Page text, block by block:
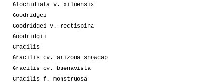
Glochidiata v. xiloensis
Goodridgei
Goodridgei v. rectispina
Goodridgii
Gracilis
Gracilis cv. arizona snowcap
Gracilis cv. buenavista
Gracilis f. monstruosa